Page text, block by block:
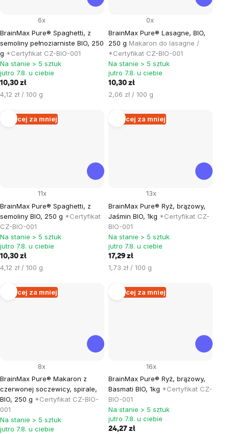
BrainMax Pure® Spaghetti, z
semoliny pełnoziarniste BIO, 250
g *Certyfikat CZ-BIO-001
6x
Na stanie > 5 sztuk
jutro 7.8. u ciebie
10,30 zł
Cena
4,12 zł / 100 g
BrainMax Pure® Lasagne, BIO,
250 g Makaron do lasagne /
*Certyfikat CZ-BIO-001
0x
Na stanie > 5 sztuk
jutro 7.8. u ciebie
10,30 zł
Cena
2,06 zł / 100 g
Więcej za mniej
BrainMax Pure® Spaghetti, z
semoliny BIO, 250 g *Certyfikat
CZ-BIO-001
11x
Na stanie > 5 sztuk
jutro 7.8. u ciebie
10,30 zł
Cena
4,12 zł / 100 g
Więcej za mniej
BrainMax Pure® Ryż, brązowy,
Jaśmin BIO, 1kg *Certyfikat CZ-
BIO-001
13x
Na stanie > 5 sztuk
jutro 7.8. u ciebie
17,29 zł
Cena
1,73 zł / 100 g
Więcej za mniej
BrainMax Pure® Makaron z
czerwonej soczewicy, spirale,
BIO, 250 g *Certyfikat CZ-BIO-
001
8x
Na stanie > 5 sztuk
jutro 7.8. u ciebie
Więcej za mniej
BrainMax Pure® Ryż, brązowy,
Basmati BIO, 1kg *Certyfikat CZ-
BIO-001
16x
Na stanie > 5 sztuk
jutro 7.8. u ciebie
24,27 zł